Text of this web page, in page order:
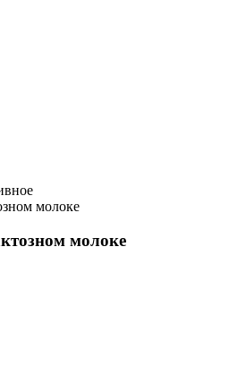
молоке